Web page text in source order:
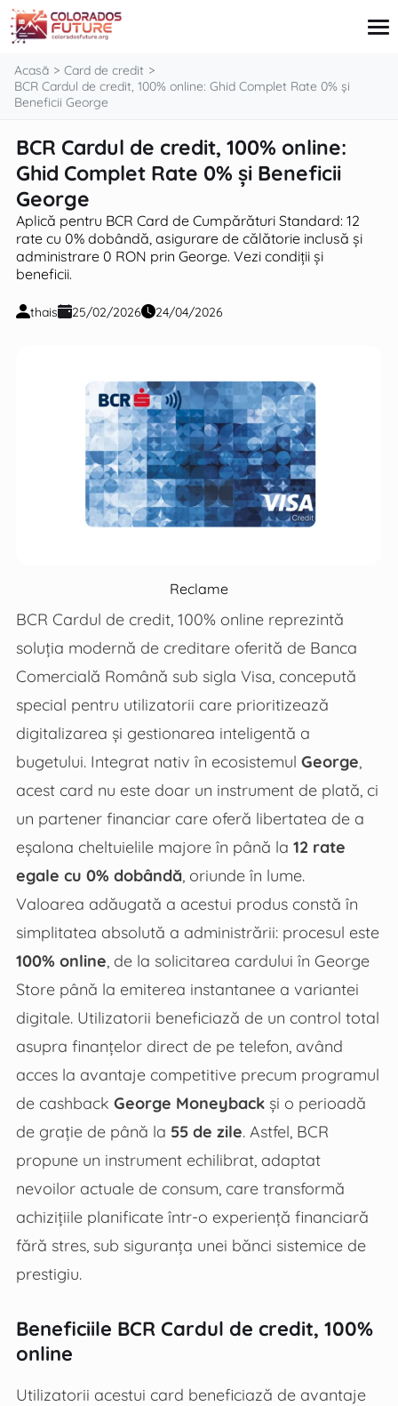
conținut
Imobiliare
Credite
Investiții
Acasă
Card de credit
BCR Cardul de credit, 100% online: Ghid Complet Rate 0% și
Beneficii George
BCR Cardul de credit, 100% online:
Ghid Complet Rate 0% și Beneficii
George
Aplică pentru BCR Card de Cumpărături Standard: 12
rate cu 0% dobândă, asigurare de călătorie inclusă și
administrare 0 RON prin George. Vezi condiții și
beneficii.
thais 25/02/2026 24/04/2026
Reclame
BCR Cardul de credit, 100% online reprezintă
soluția modernă de creditare oferită de Banca
Comercială Română sub sigla Visa, concepută
special pentru utilizatorii care prioritizează
digitalizarea și gestionarea inteligentă a
bugetului. Integrat nativ în ecosistemul George
acest card nu este doar un instrument de plată, ci
un partener financiar care oferă libertatea de a
eșalona cheltuielile majore în până la 12 rate
egale cu 0% dobândă, oriunde în lume.
Valoarea adăugată a acestui produs constă în
simplitatea absolută a administrării: procesul este
100% online , de la solicitarea cardului în George
Store până la emiterea instantanee a variantei
digitale. Utilizatorii beneficiază de un control total
asupra finanțelor direct de pe telefon, având
acces la avantaje competitive precum programul
de cashback George Moneybackși o perioadă
de grație de până la 55 de zile. Astfel, BCR
propune un instrument echilibrat, adaptat
nevoilor actuale de consum, care transformă
achizițiile planificate într-o experiență financiară
fără stres, sub siguranța unei bănci sistemice de
prestigiu.
Beneficiile BCR Cardul de credit, 100%
online
Utilizatorii acestui card beneficiază de avantaje